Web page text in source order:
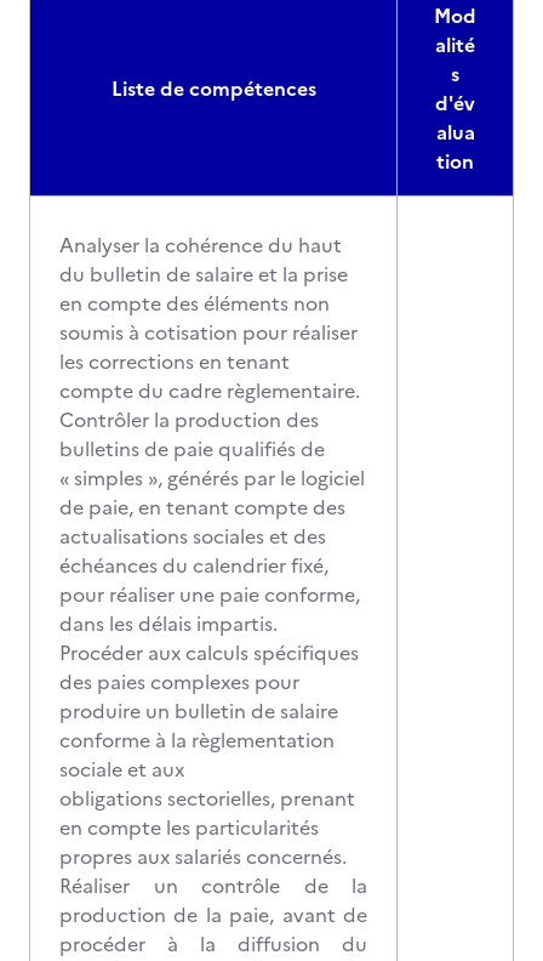
Liste de compétences
Mod
alité
s
d'év
alua
tion
Analyser la cohérence du haut
du bulletin de salaire et la prise
en compte des éléments non
soumis à cotisation pour réaliser
les corrections en tenant
compte du cadre règlementaire.
Contrôler la production des
bulletins de paie qualifiés de
« simples », générés par le logiciel
de paie, en tenant compte des
actualisations sociales et des
échéances du calendrier fixé,
pour réaliser une paie conforme,
dans les délais impartis.
Procéder aux calculs spécifiques
des paies complexes pour
produire un bulletin de salaire
conforme à la règlementation
sociale et aux
obligations sectorielles, prenant
en compte les particularités
propres aux salariés concernés.
Réaliser un contrôle de la
production de la paie, avant de
procéder à la diffusion du